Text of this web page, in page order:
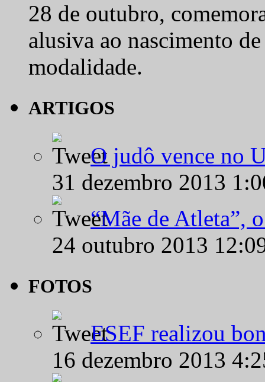
28 de outubro,
alusiva ao nascimento
modalidade.
ARTIGOS
O judô vence no
31 dezembro 2013
“Mãe de Atleta”,
24 outubro 2013
FOTOS
ESEF realizou
16 dezembro 2013